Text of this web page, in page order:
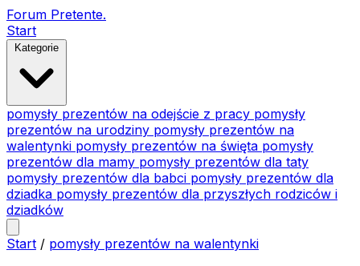
Forum Pretente.
Start
Kategorie
pomysły prezentów na odejście z pracy pomysły
prezentów na urodziny pomysły prezentów na
walentynki pomysły prezentów na święta pomysły
prezentów dla mamy pomysły prezentów dla taty
pomysły prezentów dla babci pomysły prezentów dla
dziadka pomysły prezentów dla przyszłych rodziców i
dziadków
Start / pomysły prezentów na walentynki